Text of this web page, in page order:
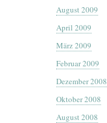
August 2009
April 2009
März 2009
Februar 2009
Dezember 2008
Oktober 2008
August 2008